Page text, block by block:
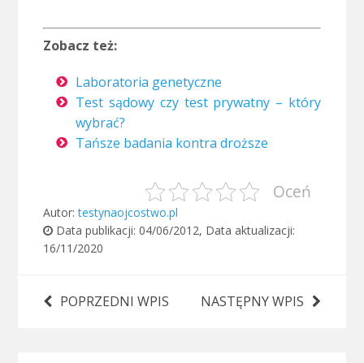
Zobacz też:
Laboratoria genetyczne
Test sądowy czy test prywatny – który
wybrać?
Tańsze badania kontra droższe
Oceń
Autor:testynaojcostwo.pl
Data publikacji: 04/06/2012, Data aktualizacji:
16/11/2020
POPRZEDNI WPIS NASTĘPNY WPIS